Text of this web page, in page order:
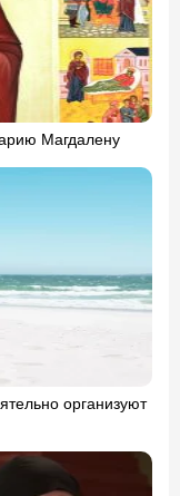
Магдалену
организуют